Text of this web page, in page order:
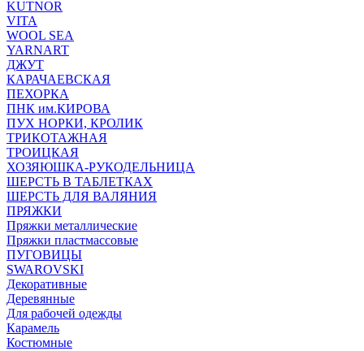
KUTNOR
VITA
WOOL SEA
YARNART
ДЖУТ
КАРАЧАЕВСКАЯ
ПЕХОРКА
ПНК им.КИРОВА
ПУХ НОРКИ, КРОЛИК
ТРИКОТАЖНАЯ
ТРОИЦКАЯ
ХОЗЯЮШКА-РУКОДЕЛЬНИЦА
ШЕРСТЬ В ТАБЛЕТКАХ
ШЕРСТЬ ДЛЯ ВАЛЯНИЯ
ПРЯЖКИ
Пряжки металлические
Пряжки пластмассовые
ПУГОВИЦЫ
SWAROVSKI
Декоративные
Деревянные
Для рабочей одежды
Карамель
Костюмные